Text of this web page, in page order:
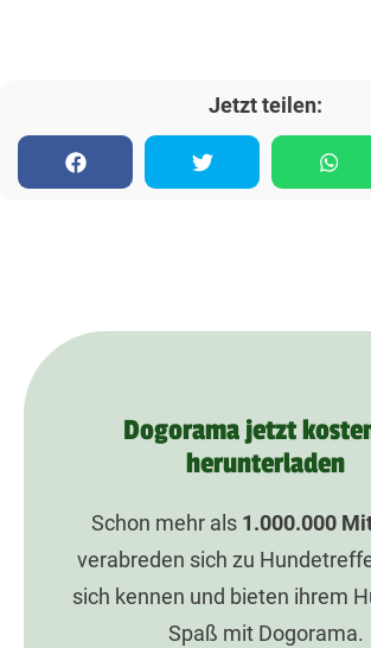
Jetzt teilen:
Dogorama jetzt
herunterladen
Schon mehr als 1.000.000
verabreden sich zu
sich kennen und bieten ihrem
Spaß mit Dogorama.